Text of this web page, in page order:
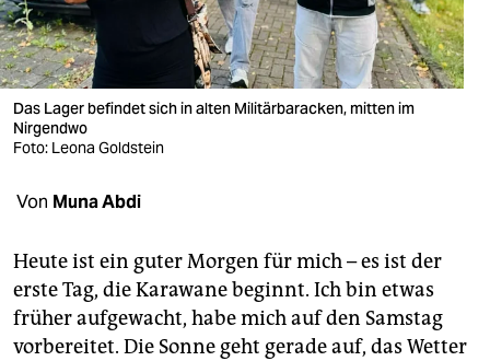
verlag
veranstaltungen
shop
fragen & hilfe
unterstützen
genossenschaft
epaper login
Das Lager befindet sich in alten Militärbaracken, mitten im
Nirgendwo
Foto: Leona Goldstein
Von Muna Abdi
Heute ist ein guter Morgen für mich – es ist der
erste Tag, die Karawane beginnt. Ich bin etwas
früher aufgewacht, habe mich auf den Samstag
vorbereitet. Die Sonne geht gerade auf, das Wetter